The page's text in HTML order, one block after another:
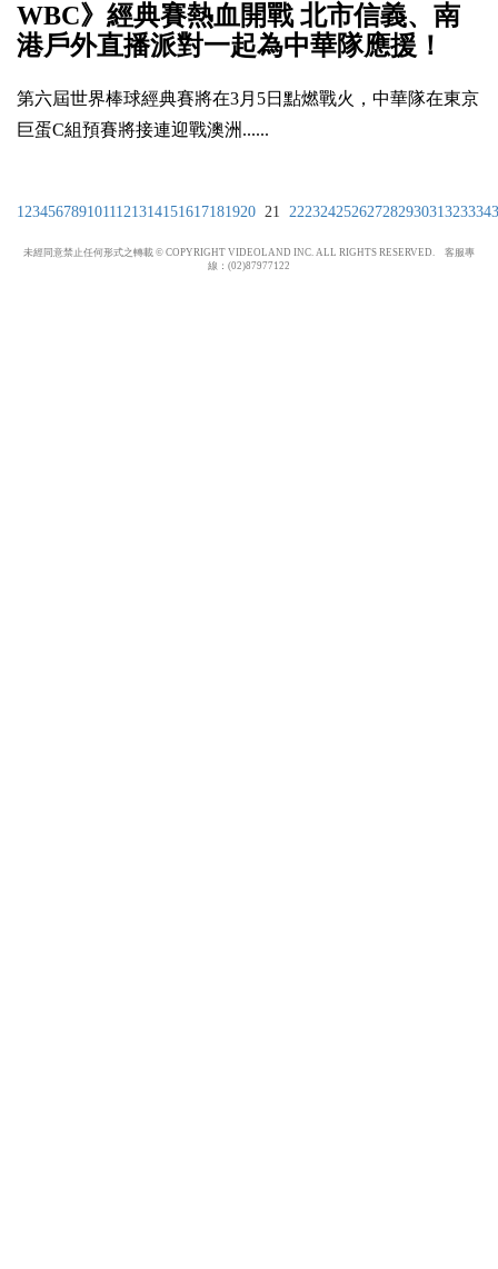
WBC》經典賽熱血開戰 北市信義、南
港戶外直播派對一起為中華隊應援！
第六屆世界棒球經典賽將在3月5日點燃戰火，中華隊在東京
巨蛋C組預賽將接連迎戰澳洲......
1234567891011121314151617181920 21 22232425262728293031323334
未經同意禁止任何形式之轉載 © COPYRIGHT VIDEOLAND INC. ALL RIGHTS RESERVED. 客服專
線：(02)87977122